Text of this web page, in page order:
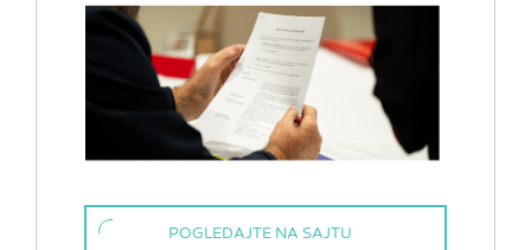
POGLEDAJTE NA SAJTU